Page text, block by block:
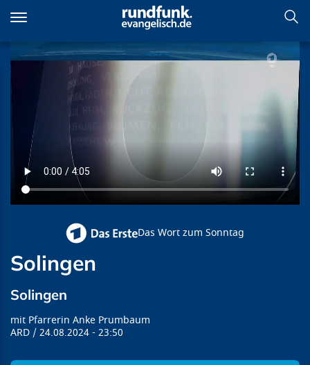
zum
Inhalt
Solingen
Das Wort zum Sonntag
Solingen
Solingen
Pfarrerin Anke Prumbaum
ARD
24.08.2024 23:50